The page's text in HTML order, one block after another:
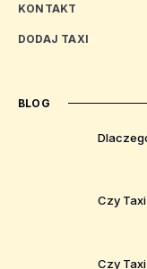
KONTAKT
DODAJ TAXI
BLOG
Czy
Czy